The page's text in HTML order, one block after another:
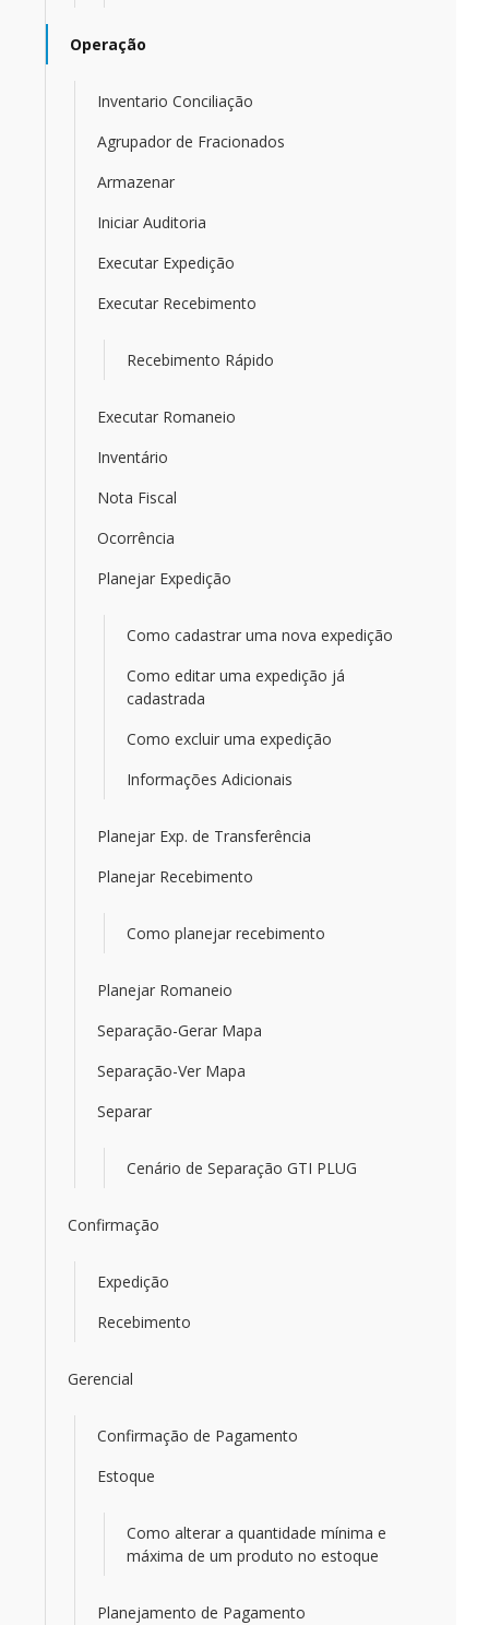
Operação
Inventario Conciliação
Agrupador de Fracionados
Armazenar
Iniciar Auditoria
Executar Expedição
Executar Recebimento
Recebimento Rápido
Executar Romaneio
Inventário
Nota Fiscal
Ocorrência
Planejar Expedição
Como cadastrar uma nova expedição
Como editar uma expedição já
cadastrada
Como excluir uma expedição
Informações Adicionais
Planejar Exp. de Transferência
Planejar Recebimento
Como planejar recebimento
Planejar Romaneio
Separação-Gerar Mapa
Separação-Ver Mapa
Separar
Cenário de Separação GTI PLUG
Confirmação
Expedição
Recebimento
Gerencial
Confirmação de Pagamento
Estoque
Como alterar a quantidade mínima e
máxima de um produto no estoque
Planejamento de Pagamento